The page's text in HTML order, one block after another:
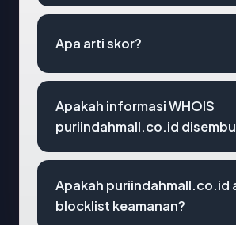
Apa arti skor?
Apakah informasi WHOIS
puriindahmall.co.id
Apakah puriindahmall.co.id
blocklist keamanan?